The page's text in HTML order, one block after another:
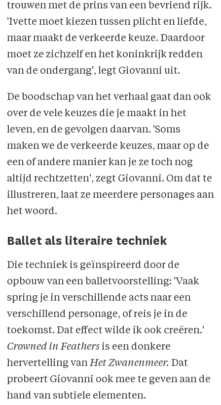
trouwen met de prins van een bevriend rijk.
'Ivette moet kiezen tussen plicht en liefde,
maar maakt de verkeerde keuze. Daardoor
moet ze zichzelf en het koninkrijk redden
van de ondergang', legt Giovanni uit.
De boodschap van het verhaal gaat dan ook
over de vele keuzes die je maakt in het
leven, en de gevolgen daarvan. 'Soms
maken we de verkeerde keuzes, maar op de
een of andere manier kan je ze toch nog
altijd rechtzetten', zegt Giovanni. Om dat te
illustreren, laat ze meerdere personages aan
het woord.
Ballet als literaire techniek
Die techniek is geïnspireerd door de
opbouw van een balletvoorstelling: 'Vaak
spring je in verschillende acts naar een
verschillend personage, of reis je in de
toekomst. Dat effect wilde ik ook creëren.'
Crowned in Feathersis een donkere
hervertelling vanHet Zwanenmeer. Dat
probeert Giovanni ook mee te geven aan de
hand van subtiele elementen.